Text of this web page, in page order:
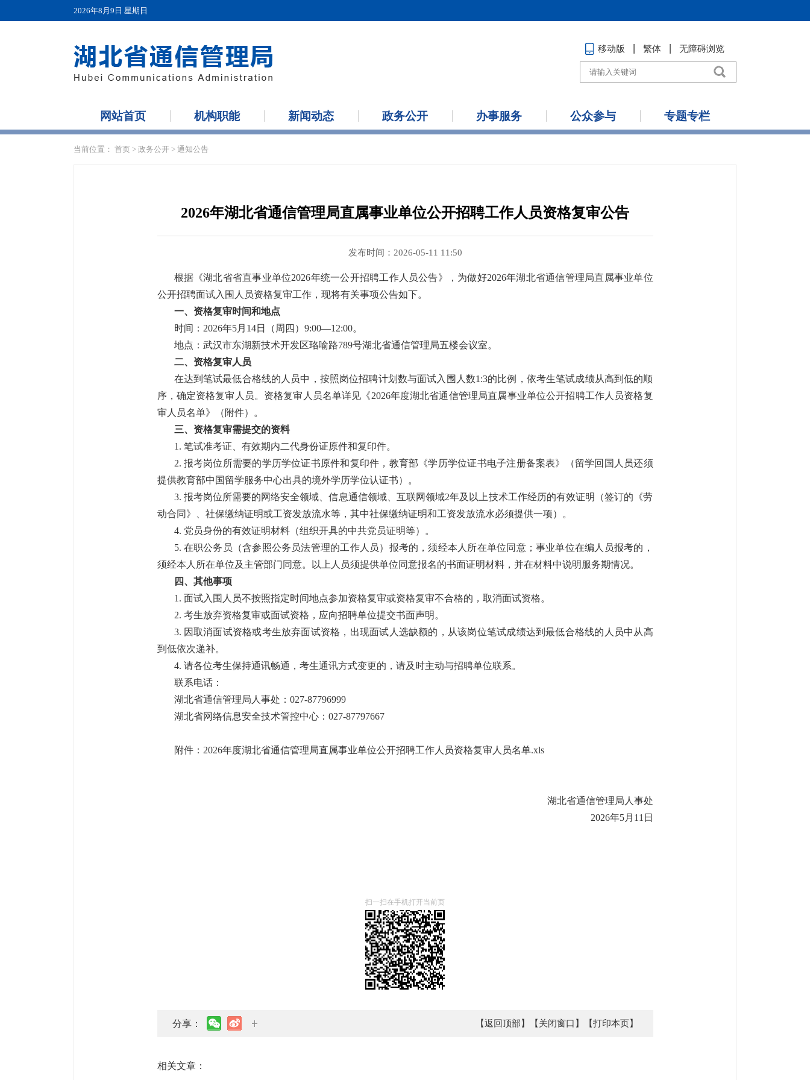
2026年8月9日 星期日
移动版 繁体 无障碍浏览
网站首页 机构职能 新闻动态 政务公开 办事服务 公众参与 专题专栏
当前位置： 首页 > 政务公开 > 通知公告
2026年湖北省通信管理局直属事业单位公开招聘工作人员资格复审公告
发布时间：2026-05-11 11:50
根据《湖北省省直事业单位2026年统一公开招聘工作人员公告》，为做好2026年湖北省通信管理局直属事业单位
公开招聘面试入围人员资格复审工作，现将有关事项公告如下。
一、资格复审时间和地点
时间：2026年5月14日（周四）9:00—12:00。
地点：武汉市东湖新技术开发区珞喻路789号湖北省通信管理局五楼会议室。
二、资格复审人员
在达到笔试最低合格线的人员中，按照岗位招聘计划数与面试入围人数1:3的比例，依考生笔试成绩从高到低的顺
序，确定资格复审人员。资格复审人员名单详见《2026年度湖北省通信管理局直属事业单位公开招聘工作人员资格复
审人员名单》（附件）。
三、资格复审需提交的资料
1. 笔试准考证、有效期内二代身份证原件和复印件。
2. 报考岗位所需要的学历学位证书原件和复印件，教育部《学历学位证书电子注册备案表》（留学回国人员还须
提供教育部中国留学服务中心出具的境外学历学位认证书）。
3. 报考岗位所需要的网络安全领域、信息通信领域、互联网领域2年及以上技术工作经历的有效证明（签订的《劳
动合同》、社保缴纳证明或工资发放流水等，其中社保缴纳证明和工资发放流水必须提供一项）。
4. 党员身份的有效证明材料（组织开具的中共党员证明等）。
5. 在职公务员（含参照公务员法管理的工作人员）报考的，须经本人所在单位同意；事业单位在编人员报考的，
须经本人所在单位及主管部门同意。以上人员须提供单位同意报名的书面证明材料，并在材料中说明服务期情况。
四、其他事项
1. 面试入围人员不按照指定时间地点参加资格复审或资格复审不合格的，取消面试资格。
2. 考生放弃资格复审或面试资格，应向招聘单位提交书面声明。
3. 因取消面试资格或考生放弃面试资格，出现面试人选缺额的，从该岗位笔试成绩达到最低合格线的人员中从高
到低依次递补。
4. 请各位考生保持通讯畅通，考生通讯方式变更的，请及时主动与招聘单位联系。
联系电话：
湖北省通信管理局人事处：027-87796999
湖北省网络信息安全技术管控中心：027-87797667
附件： 2026年度湖北省通信管理局直属事业单位公开招聘工作人员资格复审人员名单.xls
湖北省通信管理局人事处
2026年5月11日
扫一扫在手机打开当前页
分享： 【返回顶部】 【关闭窗口】 【打印本页】
相关文章：